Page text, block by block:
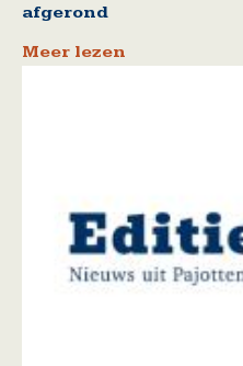
afgerond
Meer lezen